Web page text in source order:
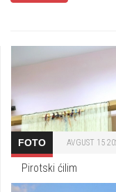
FOTO AVGUST 15
Pirotski ćilim